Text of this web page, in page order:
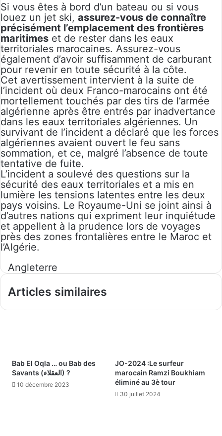
Si vous êtes à bord d’un bateau ou si vous
louez un jet ski, assurez-vous de connaître
précisément l’emplacement des frontières
maritimes et de rester dans les eaux
territoriales marocaines. Assurez-vous
également d’avoir suffisamment de carburant
pour revenir en toute sécurité à la côte.
Cet avertissement intervient à la suite de
l’incident où deux Franco-marocains ont été
mortellement touchés par des tirs de l’armée
algérienne après être entrés par inadvertance
dans les eaux territoriales algériennes. Un
survivant de l’incident a déclaré que les forces
algériennes avaient ouvert le feu sans
sommation, et ce, malgré l’absence de toute
tentative de fuite.
L’incident a soulevé des questions sur la
sécurité des eaux territoriales et a mis en
lumière les tensions latentes entre les deux
pays voisins. Le Royaume-Uni se joint ainsi à
d’autres nations qui expriment leur inquiétude
et appellent à la prudence lors de voyages
près des zones frontalières entre le Maroc et
l’Algérie.
Angleterre
Articles similaires
Bab El Oqla … ou Bab des
Savants (العقلاء) ?
10 décembre 2023
JO-2024 :Le surfeur
marocain Ramzi Boukhiam
éliminé au 3è tour
30 juillet 2024